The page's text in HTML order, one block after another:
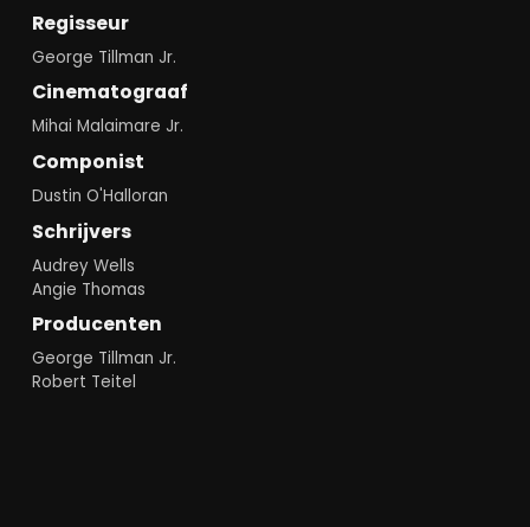
Regisseur
George Tillman Jr.
Cinematograaf
Mihai Malaimare Jr.
Componist
Dustin O'Halloran
Schrijvers
Audrey Wells
Angie Thomas
Producenten
George Tillman Jr.
Robert Teitel